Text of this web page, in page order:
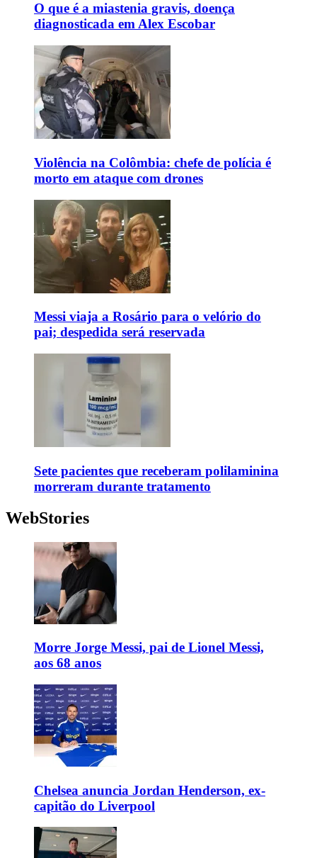
O que é a miastenia gravis, doença
diagnosticada em Alex Escobar
Violência na Colômbia: chefe de polícia é
morto em ataque com drones
Messi viaja a Rosário para o velório do
pai; despedida será reservada
Sete pacientes que receberam polilaminina
morreram durante tratamento
WebStories
Morre Jorge Messi, pai de Lionel Messi,
aos 68 anos
Chelsea anuncia Jordan Henderson, ex-
capitão do Liverpool